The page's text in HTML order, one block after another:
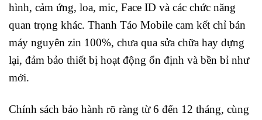
hình, cảm ứng, loa, mic, Face ID và các chức năng
quan trọng khác. Thanh Táo Mobile cam kết chỉ bán
máy nguyên zin 100%, chưa qua sửa chữa hay dựng
lại, đảm bảo thiết bị hoạt động ổn định và bền bỉ như
mới.
Chính sách bảo hành rõ ràng từ 6 đến 12 tháng, cùng